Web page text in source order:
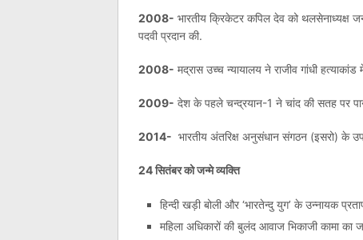
2008- भारतीय क्रिकेटर कपिल देव को थलसेनाध्यक्ष
पदवी प्रदान की.
2008- मद्रास उच्च न्यायालय ने राजीव गांधी हत्याकांड
2009- देश के पहले चन्द्रयान-1 ने चांद की सतह पर
2014- भारतीय अंतरिक्ष अनुसंधान संगठन (इसरो) के
24 सितंबर को जन्मे व्यक्ति
हिन्दी खड़ी बोली और ‘भारतेन्दु युग’ के उन्नायक
महिला अधिकारों की बुलंद आवाज भिकाजी कामा